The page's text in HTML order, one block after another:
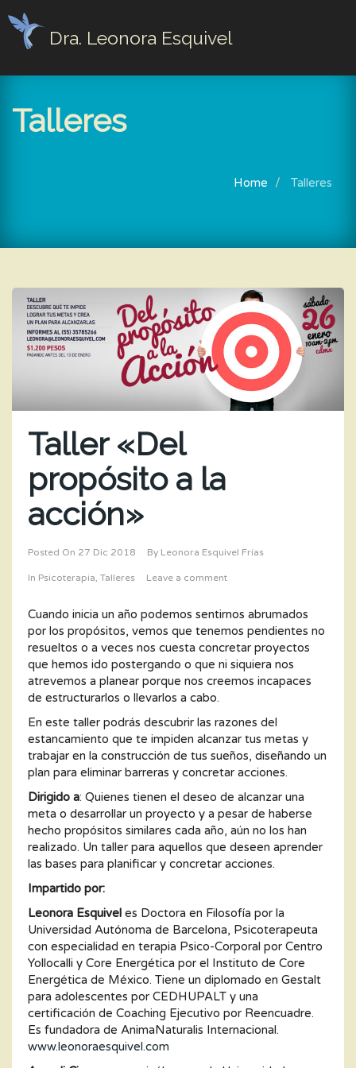
Dra. Leonora Esquivel
Talleres
Home Talleres
Taller «Del
propósito a la
acción»
Posted On 27 Dic 2018 By Leonora Esquivel Frías
In Psicoterapia, Talleres Leave a comment
Cuando inicia un año podemos sentirnos abrumados
por los propósitos, vemos que tenemos pendientes no
resueltos o a veces nos cuesta concretar proyectos
que hemos ido postergando o que ni siquiera nos
atrevemos a planear porque nos creemos incapaces
de estructurarlos o llevarlos a cabo.
En este taller podrás descubrir las razones del
estancamiento que te impiden alcanzar tus metas y
trabajar en la construcción de tus sueños, diseñando un
plan para eliminar barreras y concretar acciones.
Dirigido a: Quienes tienen el deseo de alcanzar una
meta o desarrollar un proyecto y a pesar de haberse
hecho propósitos similares cada año, aún no los han
realizado. Un taller para aquellos que deseen aprender
las bases para planificar y concretar acciones.
Impartido por:
Leonora Esquivel es Doctora en Filosofía por la
Universidad Autónoma de Barcelona, Psicoterapeuta
con especialidad en terapia Psico-Corporal por Centro
Yollocalli y Core Energética por el Instituto de Core
Energética de México. Tiene un diplomado en Gestalt
para adolescentes por CEDHUPALT y una
certificación de Coaching Ejecutivo por Reencuadre.
Es fundadora de AnimaNaturalis Internacional.
www.leonoraesquivel.com